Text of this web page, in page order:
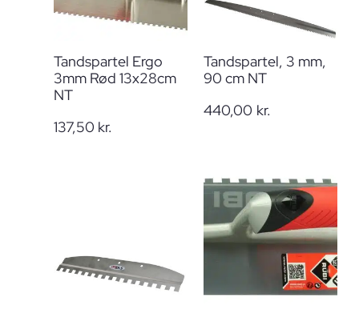
Tandspartel Ergo
3mm Rød 13x28cm
NT
137,50 kr.
Tandspartel, 3 mm,
90 cm NT
440,00 kr.